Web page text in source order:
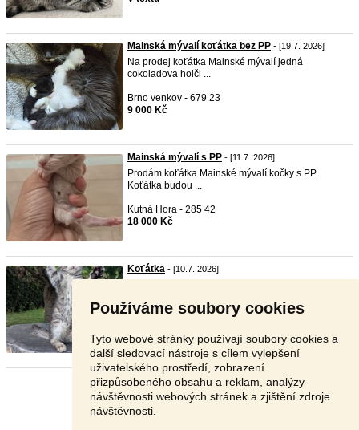
Používáme soubory cookies
Tyto webové stránky používají soubory cookies a
další sledovací nástroje s cílem vylepšení
uživatelského prostředí, zobrazení
přizpůsobeného obsahu a reklam, analýzy
návštěvnosti webových stránek a zjištění zdroje
návštěvnosti.
Mainská mývalí koťátka bez PP - [19.7. 2026]
Na prodej koťátka Mainské mývalí jedná
cokoladova holči ...
Brno venkov - 679 23
9 000 Kč
Mainská mývalí s PP - [11.7. 2026]
Prodám koťátka Mainské mývalí kočky s PP.
Koťátka budou ...
Kutná Hora - 285 42
18 000 Kč
Koťátka - [10.7. 2026]
Dohodou
Stránka: 1 2 Další